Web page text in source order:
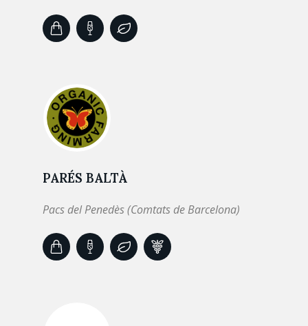
PARÉS BALTÀ
Pacs del Penedès (Comtats de Barcelona)